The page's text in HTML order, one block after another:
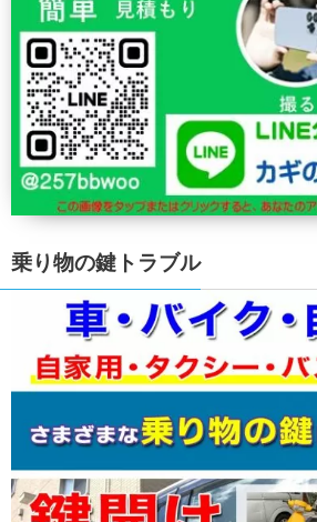
乗り物の鍵トラブル